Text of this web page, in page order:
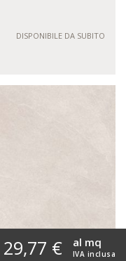
DISPONIBILE DA SUBITO
29,77 € IVA inclusa
al mq